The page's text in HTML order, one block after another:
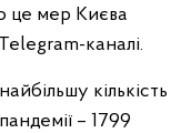
це мер Києва
каналі.
кількість
– 1799